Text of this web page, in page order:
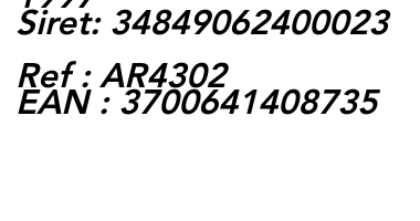
Siret: 34849062400023
Ref : AR4302
EAN : 3700641408735